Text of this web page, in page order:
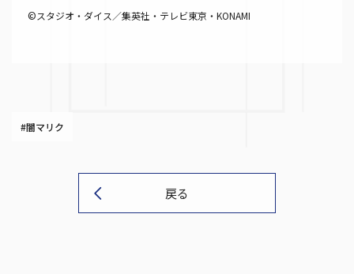
©スタジオ・ダイス／集英社・テレビ東京・KONAMI
#闇マリク
戻る